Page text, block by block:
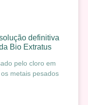
definitiva
Bio Extratus
pelo cloro em
metais pesados